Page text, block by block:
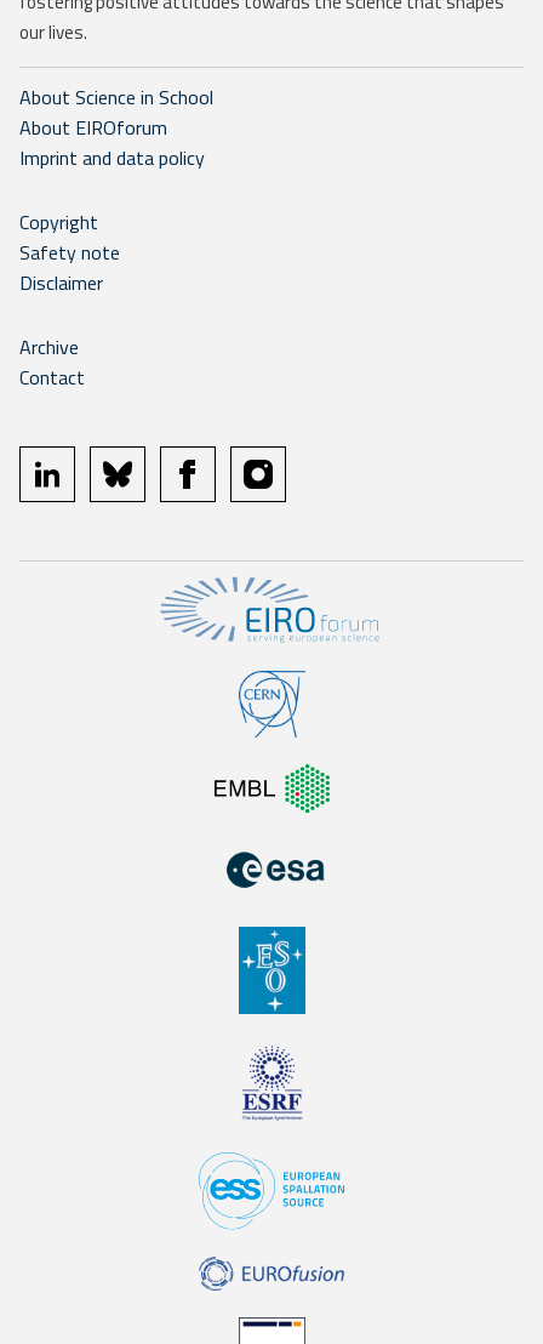
our lives.
About Science in School
About EIROforum
Imprint and data policy
Copyright
Safety note
Disclaimer
Archive
Contact
linkedin bluesky facebookinstagram